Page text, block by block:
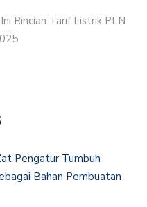
Rincian Tarif Listrik PLN
Pengatur Tumbuh
Bahan Pembuatan